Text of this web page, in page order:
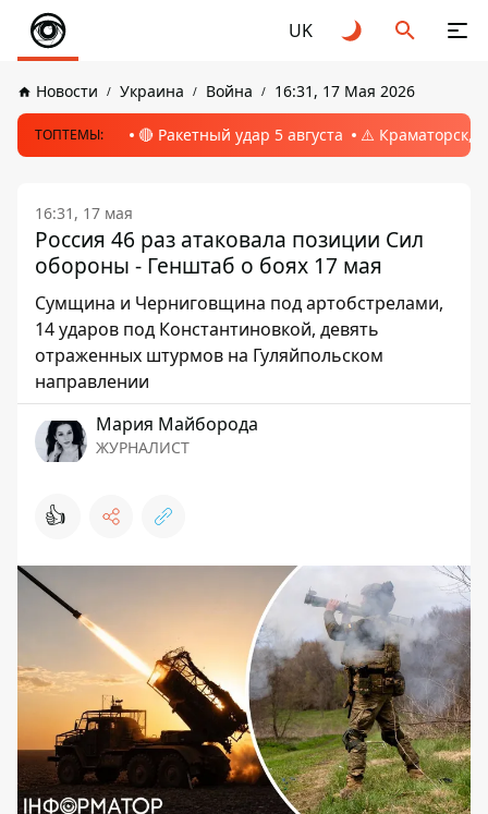
UK
Новости Украина Война 16:31, 17 Мая 2026
ТОПТЕМЫ: 🔴 Ракетный удар 5 августа ⚠️ Краматорск,
16:31, 17 мая
Россия 46 раз атаковала позиции Сил
обороны - Генштаб о боях 17 мая
Сумщина и Черниговщина под артобстрелами,
14 ударов под Константиновкой, девять
отраженных штурмов на Гуляйпольском
направлении
Мария Майборода
ЖУРНАЛИСТ
👍